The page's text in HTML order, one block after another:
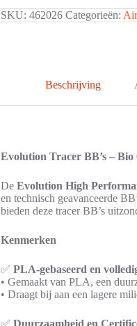
SKU:462026 Categorieën:
Beschrijving
Evolution Tracer BB’s –
DeEvolution High
en technisch geavanceerde
bieden deze tracer BB’s
Kenmerken
✅PLA-gebaseerd en
• Gemaakt van PLA, een
• Draagt bij aan een lagere